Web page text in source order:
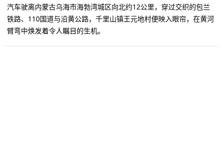
汽车驶离内蒙古乌海市海勃湾城区向北约12公里，穿过交织的包兰
铁路、110国道与沿黄公路，千里山镇王元地村便映入眼帘，在黄河
臂弯中焕发着令人瞩目的生机。